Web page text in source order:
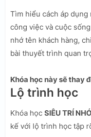
Tìm hiểu cách áp
công việc và cuộc
nhớ tên khách hàng,
bài thuyết trình quan
Khóa học này sẽ thay
Lộ trình học
Khóa học SIÊU TRÍ
kế với lộ trình học tập